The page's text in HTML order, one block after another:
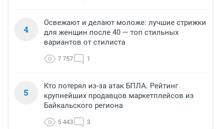
4
Освежают и делают моложе: лучшие стрижки
для женщин после 40 — топ стильных
вариантов от стилиста
7 757 1
5
Кто потерял из-за атак БПЛА. Рейтинг
крупнейших продавцов маркетплейсов из
Байкальского региона
5 443 3